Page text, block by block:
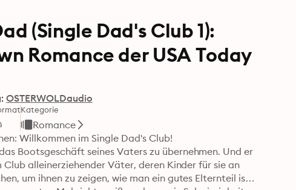
(Single Dad's Club 1):
Romance der USA Today
OSTERWOLDaudio
Kategorie
Romance
Willkommen im Single Dad's Club!
Bootsgeschäft seines Vaters zu übernehmen. Und er
alleinerziehender Väter, deren Kinder für sie an
um ihnen zu zeigen, wie man ein gutes Elternteil ist.